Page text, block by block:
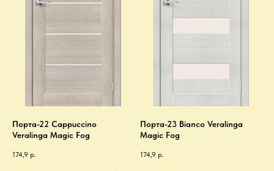
Порта-22 Cappuccino
Veralinga Magic Fog
174,9 р.
Порта-23 Bianco Veralinga
Magic Fog
174,9 р.